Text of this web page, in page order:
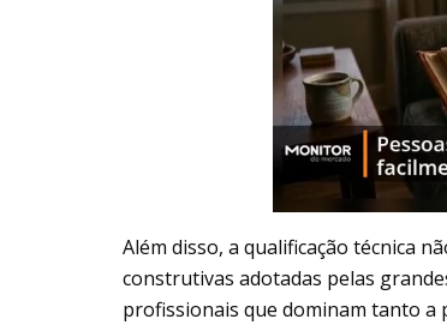
Além disso, a qualificação técnica
construtivas adotadas pelas
profissionais que dominam tanto a